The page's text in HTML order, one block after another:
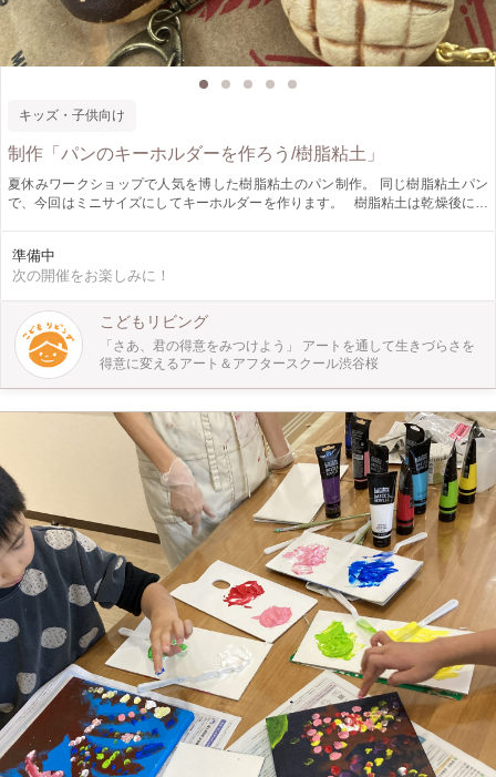
キッズ・子供向け
制作「パンのキーホルダーを作ろう/樹脂粘土」
夏休みワークショップで人気を博した樹脂粘土のパン制作。 同じ樹脂粘土パン
で、今回はミニサイズにしてキーホルダーを作ります。 樹脂粘土は乾燥後にプ
向いています。 固まる前はパン生地とよく似ているので、パン作りの擬似体験
が こねる、切る、丸めるなど、本物のパンを作るのと同じようにして作りま
います。 お子さまのみでも、大人の方でも、どなたでもご参加いただけます。
この機会にぜひ体験してみてください。
準備中
次の開催をお楽しみに！
こどもリビング
「さあ、君の得意をみつけよう」 アートを通して生きづらさを
得意に変えるアート＆アフタースクール渋谷桜